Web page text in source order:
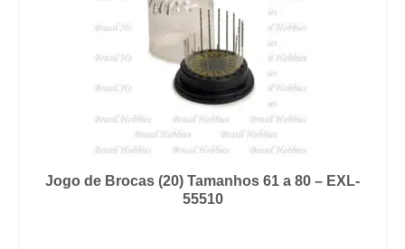
Jogo de Brocas (20) Tamanhos 61 a 80 – EXL-
55510